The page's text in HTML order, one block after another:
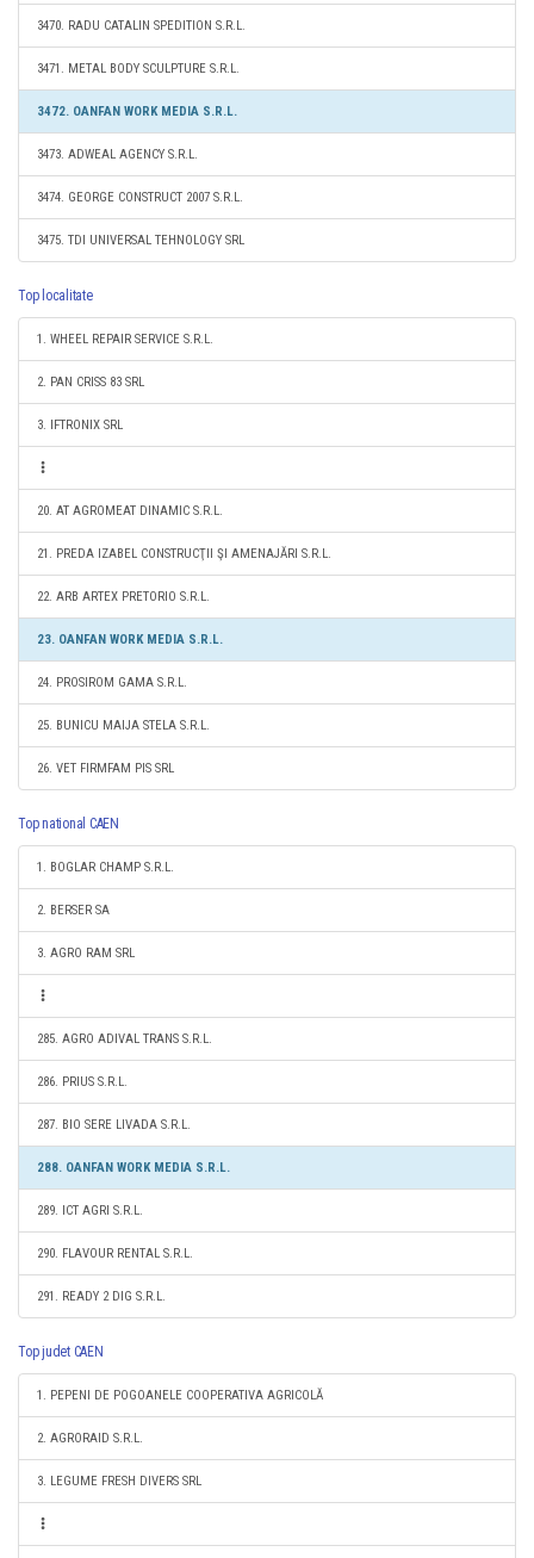
3470. RADU CATALIN SPEDITION S.R.L.
3471. METAL BODY SCULPTURE S.R.L.
3472. OANFAN WORK MEDIA S.R.L.
3473. ADWEAL AGENCY S.R.L.
3474. GEORGE CONSTRUCT 2007 S.R.L.
3475. TDI UNIVERSAL TEHNOLOGY SRL
Top localitate
1. WHEEL REPAIR SERVICE S.R.L.
2. PAN CRISS 83 SRL
3. IFTRONIX SRL
20. AT AGROMEAT DINAMIC S.R.L.
21. PREDA IZABEL CONSTRUCŢII ŞI AMENAJĂRI S.R.L.
22. ARB ARTEX PRETORIO S.R.L.
23. OANFAN WORK MEDIA S.R.L.
24. PROSIROM GAMA S.R.L.
25. BUNICU MAIJA STELA S.R.L.
26. VET FIRMFAM PIS SRL
Top national CAEN
1. BOGLAR CHAMP S.R.L.
2. BERSER SA
3. AGRO RAM SRL
285. AGRO ADIVAL TRANS S.R.L.
286. PRIUS S.R.L.
287. BIO SERE LIVADA S.R.L.
288. OANFAN WORK MEDIA S.R.L.
289. ICT AGRI S.R.L.
290. FLAVOUR RENTAL S.R.L.
291. READY 2 DIG S.R.L.
Top judet CAEN
1. PEPENI DE POGOANELE COOPERATIVA AGRICOLĂ
2. AGRORAID S.R.L.
3. LEGUME FRESH DIVERS SRL